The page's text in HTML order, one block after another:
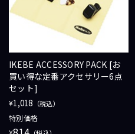
IKEBE ACCESSORY PACK [お
買い得な定番アクセサリー6点
セット]
¥1,018 （税込）
特別価格